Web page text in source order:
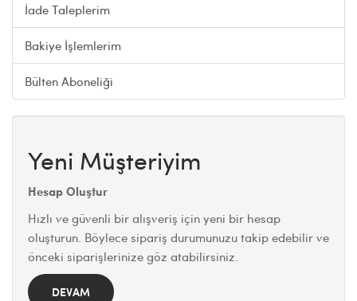
İade Taleplerim
Bakiye İşlemlerim
Bülten Aboneliği
Yeni Müşteriyim
Hesap Oluştur
Hızlı ve güvenli bir alışveriş için yeni bir hesap
oluşturun. Böylece sipariş durumunuzu takip edebilir ve
önceki siparişlerinize göz atabilirsiniz.
DEVAM